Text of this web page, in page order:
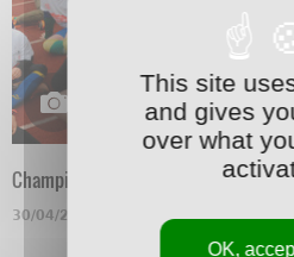
Champigneulles
30/04/2019
This site
and gives
over what
OK,